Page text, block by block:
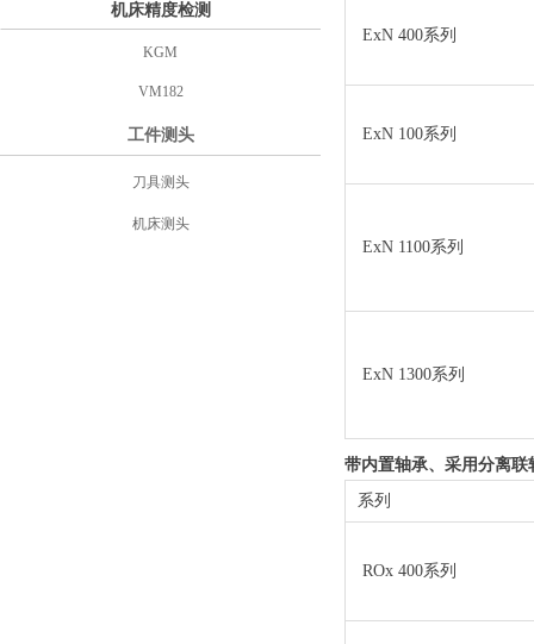
ExN 400系列
ExN 100系列
ExN 1100系列
ExN 1300系列
带内置轴承、采用分离联
系列
ROx 400系列
机床精度检测
KGM
VM182
工件测头
刀具测头
机床测头